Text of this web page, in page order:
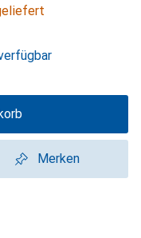
Merken